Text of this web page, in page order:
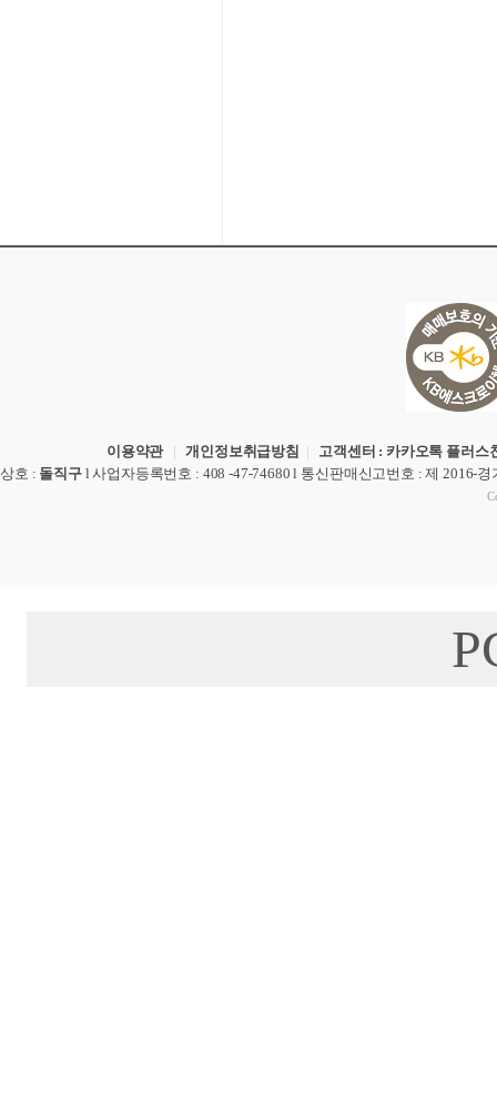
이용약관 |개인정보취급방침 | 고객센터 : 카카오톡 플러스
상호 : 돌직구 l사업자등록번호 : 408 -47-74680 l 통신판매신고번호 : 제 2016-